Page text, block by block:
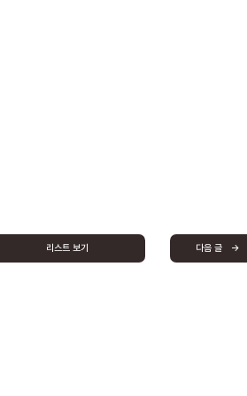
리스트 보기 다음 글 →